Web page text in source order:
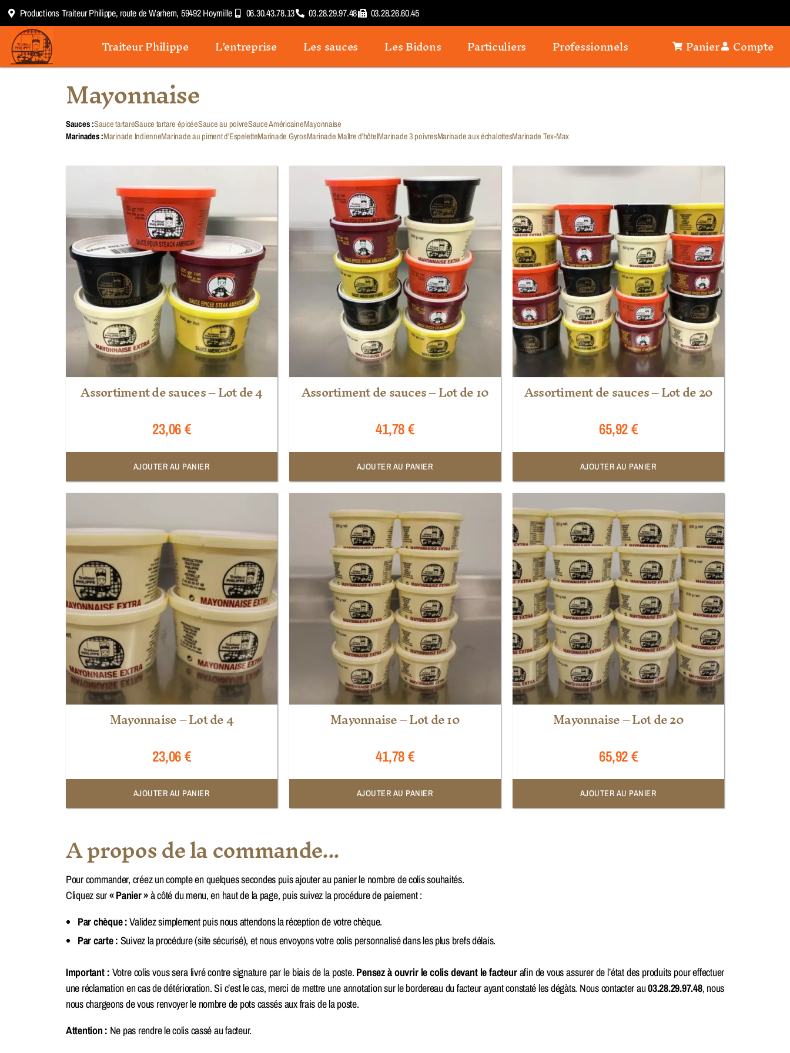
Productions Traiteur Philippe, route de Warhem, 59492 Hoymille 06.30.43.78.13 03.28.29.97.48 03.28.26.60.45
Traiteur Philippe L’entreprise Les sauces Les Bidons Particuliers Professionnels Panier Compte
Mayonnaise
Sauces :Sauce tartareSauce tartare épicéeSauce au poivreSauce AméricaineMayonnaise
Marinades :Marinade IndienneMarinade au piment d'EspeletteMarinade GyrosMarinade Maître d'hôtelMarinade 3 poivresMarinade aux échalottesMarinade Tex-Max
Assortiment de sauces – Lot de 4
23,06€
AJOUTER AU PANIER
Assortiment de sauces – Lot de 10
41,78€
AJOUTER AU PANIER
Assortiment de sauces – Lot de 20
65,92€
AJOUTER AU PANIER
Mayonnaise – Lot de 4
23,06€
AJOUTER AU PANIER
Mayonnaise – Lot de 10
41,78€
AJOUTER AU PANIER
Mayonnaise – Lot de 20
65,92€
AJOUTER AU PANIER
A propos de la commande...
Pour commander, créez un compte en quelques secondes puis ajouter au panier le nombre de colis souhaités.
Cliquez sur« Panier »à côté du menu, en haut de la page, puis suivez la procédure de paiement :
Par chèque :Validez simplement puis nous attendons la réception de votre chèque.
Par carte : Suivez la procédure (site sécurisé), et nous envoyons votre colis personnalisé dans les plus brefs délais.
Important : Votre colis vous sera livré contre signature par le biais de la poste. Pensez à ouvrir le colis devant le facteurafin de vous assurer de l’état des produits pour effectuer
une réclamation en cas de détérioration. Si c’est le cas, merci de mettre une annotation sur le bordereau du facteur ayant constaté les dégàts. Nous contacter au03.28.29.97.48, nous
nous chargeons de vous renvoyer le nombre de pots cassés aux frais de la poste.
Attention : Ne pas rendre le colis cassé au facteur.